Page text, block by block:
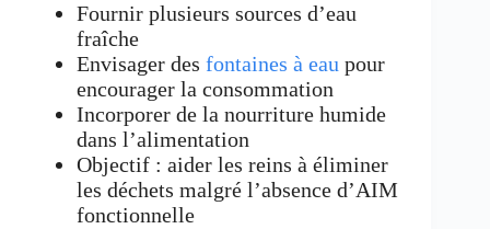
Fournir plusieurs sources d’eau
fraîche
Envisager des fontaines à eau pour
encourager la consommation
Incorporer de la nourriture humide
dans l’alimentation
Objectif : aider les reins à éliminer
les déchets malgré l’absence d’AIM
fonctionnelle